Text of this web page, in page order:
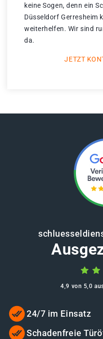
keine Sogen, denn ein
Düsseldorf Gerresheim
weiterhelfen. Wir sind
da.
JETZT
4,9 von 5,0
24/7 im Einsatz
Schadenfreie